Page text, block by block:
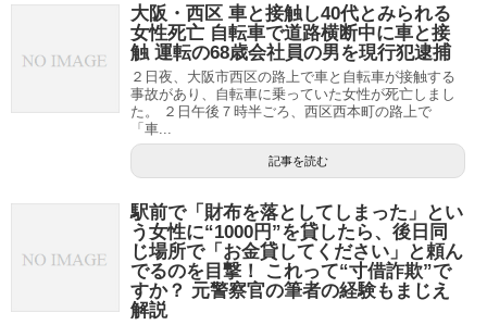
大阪・西区 車と接触し40代とみられる
女性死亡 自転車で道路横断中に車と接
触 運転の68歳会社員の男を現行犯逮捕
２日夜、大阪市西区の路上で車と自転車が接触する
事故があり、自転車に乗っていた女性が死亡しまし
た。 ２日午後７時半ごろ、西区西本町の路上で
「車...
記事を読む
駅前で「財布を落としてしまった」とい
う女性に“1000円”を貸したら、後日同
じ場所で「お金貸してください」と頼ん
でるのを目撃！ これって“寸借詐欺”で
すか？ 元警察官の筆者の経験もまじえ
解説